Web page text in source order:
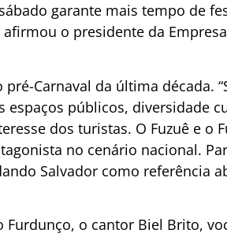
garante mais tempo de
o presidente da
Carnaval da última década.
públicos, diversidade
dos turistas. O Fuzuê e o
no cenário nacional.
Salvador como referência
Furdunço, o cantor Biel Brito,